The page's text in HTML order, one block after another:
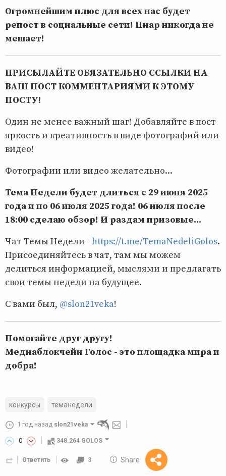
Огромнейшим плюс для всех нас будет
репост в социальные сети! Пиар никогда не
мешает!
ПРИСЫЛАЙТЕ ОБЯЗАТЕЛЬНО ССЫЛКИ НА
ВАШ ПОСТ КОММЕНТАРИЯМИ К ЭТОМУ
ПОСТУ!
Один не менее важный шаг! Добавляйте в пост
яркость и креативность в виде фотографий или
видео!
Фотографии или видео желательно...
Тема Недели будет длиться с 29 июня 2025
года и по 06 июля 2025 года! 06 июля после
18:00 сделаю обзор! И раздам призовые...
Чат Темы Недели - https://t.me/TemaNedeliGolos.
Присоединяйтесь в чат, там мы можем
делиться информацией, мыслями и предлагать
свои темы недели на будущее.
С вами был, @slon21veka!
Помогайте друг другу!
Медиаблокчейн Голос - это площадка мира и
добра!
конкурсы теманедели
1 год назад slon21veka
0 348.264 GOLOS
Ответить 3 Share
Reward
10 GOLOS